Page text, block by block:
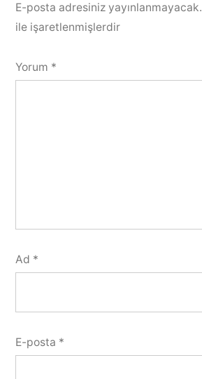
E-posta adresiniz yayınlanmayacak.
ile işaretlenmişlerdir
Yorum *
Ad *
E-posta *